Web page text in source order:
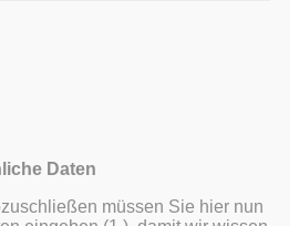
Daten
müssen Sie hier nun